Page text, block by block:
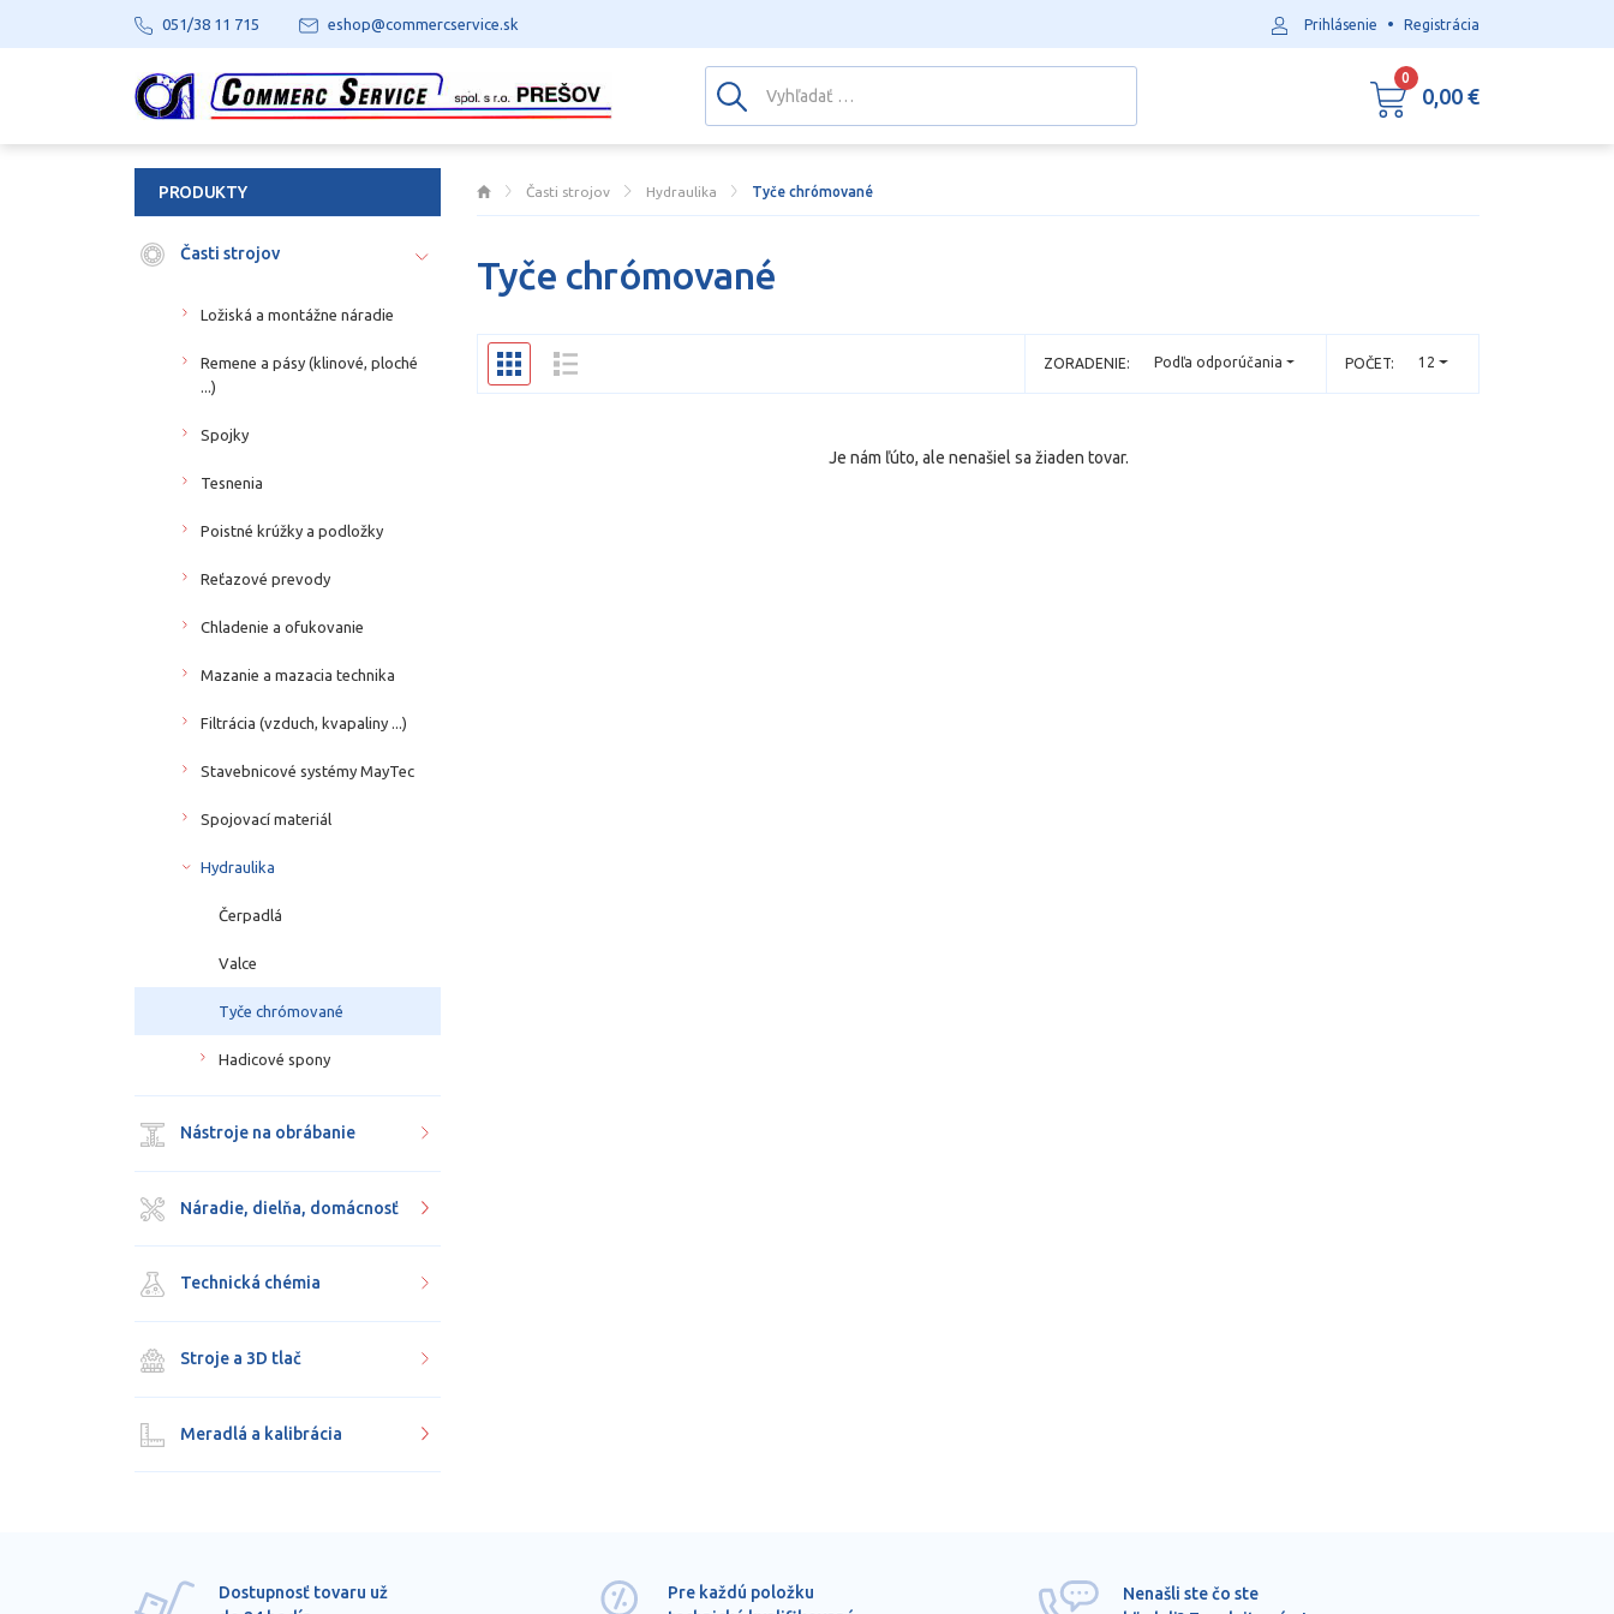
Časti strojov Hydraulika Tyče chrómované
Tyče chrómované
POČET: 12
ZORADENIE: Podľa odporúčania
Je nám ľúto, ale nenašiel sa žiaden tovar.
PRODUKTY
Časti strojov
Ložiská a montážne náradie
Remene a pásy (klinové, ploché
...)
Spojky
Tesnenia
Poistné krúžky a podložky
Reťazové prevody
Chladenie a ofukovanie
Mazanie a mazacia technika
Filtrácia (vzduch, kvapaliny ...)
Stavebnicové systémy MayTec
Spojovací materiál
Hydraulika
Čerpadlá
Valce
Tyče chrómované
Hadicové spony
Nástroje na obrábanie
Náradie, dielňa, domácnosť
Technická chémia
Stroje a 3D tlač
Meradlá a kalibrácia
Dostupnosť tovaru už
Pre každú položku
Nenašli ste čo ste
051/38 11 715 eshop@commercservice.sk Prihlásenie • Registrácia
0
0,00 €